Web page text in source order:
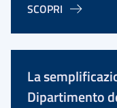
SCOPRI
La
Dipartimento